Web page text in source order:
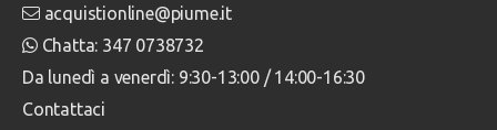
acquistionline@piume.it
Chatta: 347 0738732
Da lunedì a venerdì: 9:30-13:00 / 14:00-16:30
Contattaci